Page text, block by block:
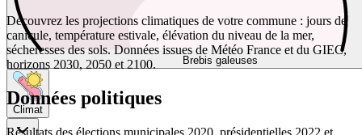
Brebis galeuses
Climat
Découvrez les projections climatiques de votre commune : jours de
canicule, température estivale, élévation du niveau de la mer,
sécheresses des sols. Données issues de Météo France et du GIEC,
horizons 2030, 2050 et 2100.
Données politiques